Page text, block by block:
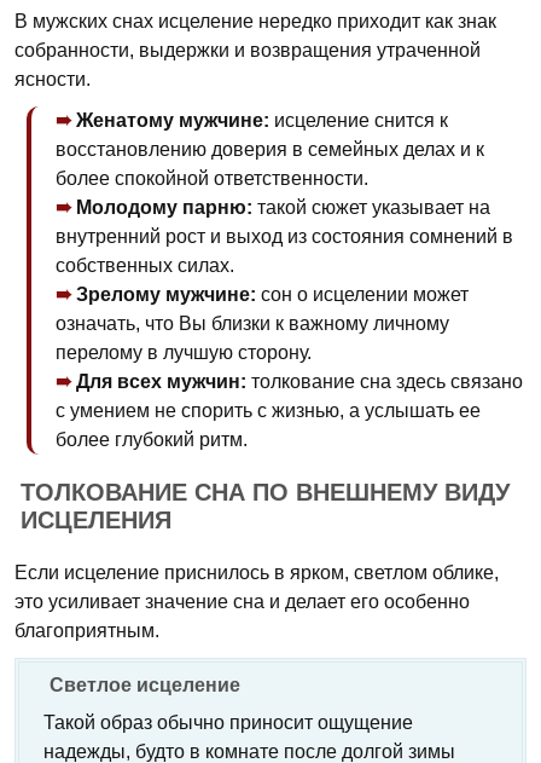
В мужских снах исцеление нередко приходит как знак
собранности, выдержки и возвращения утраченной
ясности.
Женатому мужчине: исцеление снится к
восстановлению доверия в семейных делах и к
более спокойной ответственности.
Молодому парню: такой сюжет указывает на
внутренний рост и выход из состояния сомнений в
собственных силах.
Зрелому мужчине: сон о исцелении может
означать, что Вы близки к важному личному
перелому в лучшую сторону.
Для всех мужчин: толкование сна здесь связано
с умением не спорить с жизнью, а услышать ее
более глубокий ритм.
ТОЛКОВАНИЕ СНА ПО ВНЕШНЕМУ ВИДУ
ИСЦЕЛЕНИЯ
Если исцеление приснилось в ярком, светлом облике,
это усиливает значение сна и делает его особенно
благоприятным.
Светлое исцеление
Такой образ обычно приносит ощущение
надежды, будто в комнате после долгой зимы